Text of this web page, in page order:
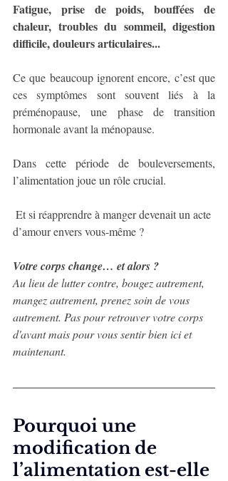
Fatigue, prise de poids, bouffées de
chaleur, troubles du sommeil, digestion
difficile, douleurs articulaires...
Ce que beaucoup ignorent encore, c’est que
ces symptômes sont souvent liés à la
préménopause, une phase de transition
hormonale avant la ménopause.
Dans cette période de bouleversements,
l’alimentation joue un rôle crucial.
d’amour envers vous-même ?
Votre corps change… et alors ?
Au lieu de lutter contre, bougez autrement,
mangez autrement, prenez soin de vous
autrement. Pas pour retrouver votre corps
d'avant mais pour vous sentir bien ici et
maintenant.
Pourquoi une
modification de
l’alimentation est-elle